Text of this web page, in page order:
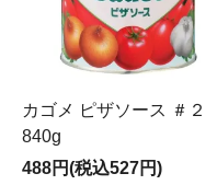
カゴメ ピザソース ＃２
840g
488円(税込527円)